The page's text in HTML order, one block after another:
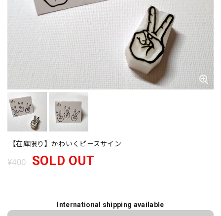
【在庫限り】かわいくピースサイン
¥400 SOLD OUT
International shipping available